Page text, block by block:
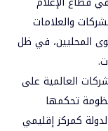
والعلامات
المحليين، في ظل
العالمية على
تحكمها
كمركز إقليمي